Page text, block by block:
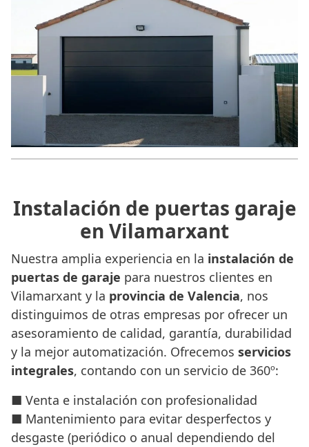
Instalación de puertas garaje
en Vilamarxant
Nuestra amplia experiencia en la instalación de
puertas de garaje para nuestros clientes en
Vilamarxant y la provincia de Valencia, nos
distinguimos de otras empresas por ofrecer un
asesoramiento de calidad, garantía, durabilidad
y la mejor automatización. Ofrecemos servicios
integrales, contando con un servicio de 360º:
■ Venta e instalación con profesionalidad
■ Mantenimiento para evitar desperfectos y
desgaste (periódico o anual dependiendo del